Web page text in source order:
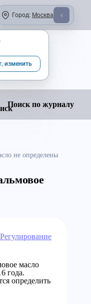
Город: Москва
Поиск по журналу
не определены
Регулирование
масло
года.
определить
изменить